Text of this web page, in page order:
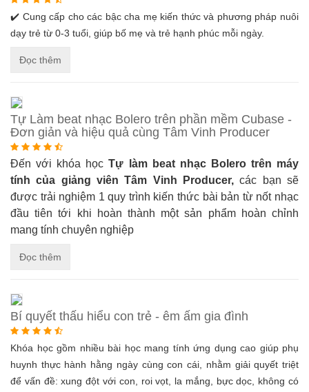
✔️ Cung cấp cho các bậc cha mẹ kiến thức và phương pháp nuôi
dạy trẻ từ 0-3 tuổi, giúp bố mẹ và trẻ hạnh phúc mỗi ngày.
Đọc thêm
Tự Làm beat nhạc Bolero trên phần mềm Cubase -
Đơn giản và hiệu quả cùng Tâm Vinh Producer
Đến với khóa họcTự làm beat nhạc Bolero trên máy
tính của giảng viên Tâm Vinh Producer, các bạn sẽ
được trải nghiệm 1 quy trình kiến thức bài bản từ nốt nhạc
đầu tiên tới khi hoàn thành một sản phẩm hoàn chỉnh
mang tính chuyên nghiệp
Đọc thêm
Bí quyết thấu hiểu con trẻ - êm ấm gia đình
Khóa học gồm nhiều bài học mang tính ứng dụng cao giúp phụ
huynh thực hành hằng ngày cùng con cái, nhằm giải quyết triệt
để vấn đề: xung đột với con, roi vọt, la mắng, bực dọc, không có